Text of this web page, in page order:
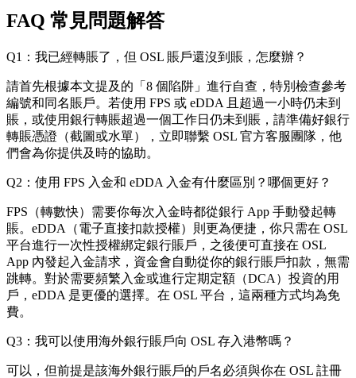
FAQ 常見問題解答
Q1：我已經轉賬了，但 OSL 賬戶還沒到賬，怎麼辦？
請首先根據本文提及的「8 個陷阱」進行自查，特別檢查參考
編號和同名賬戶。若使用 FPS 或 eDDA 且超過一小時仍未到
賬，或使用銀行轉賬超過一個工作日仍未到賬，請準備好銀行
轉賬憑證（截圖或水單），立即聯繫 OSL 官方客服團隊，他
們會為你提供及時的協助。
Q2：使用 FPS 入金和 eDDA 入金有什麼區別？哪個更好？
FPS（轉數快）需要你每次入金時都從銀行 App 手動發起轉
賬。eDDA（電子直接扣款授權）則更為便捷，你只需在 OSL
平台進行一次性授權綁定銀行賬戶，之後便可直接在 OSL
App 內發起入金請求，資金會自動從你的銀行賬戶扣款，無需
跳轉。對於需要頻繁入金或進行定期定額（DCA）投資的用
戶，eDDA 是更優的選擇。在 OSL 平台，這兩種方式均為免
費。
Q3：我可以使用海外銀行賬戶向 OSL 存入港幣嗎？
可以，但前提是該海外銀行賬戶的戶名必須與你在 OSL 註冊